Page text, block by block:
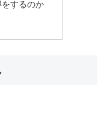
するのか